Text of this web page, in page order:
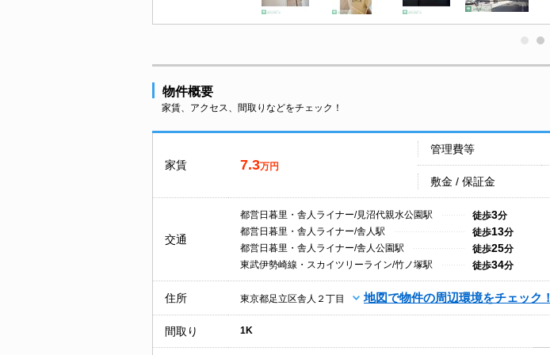
物件概要
家賃、アクセス、間取りなどをチェック！
家賃 7.3万円
管理費等
敷金 / 保証金
交通
都営日暮里・舎人ライナー/見沼代親水公園駅 徒歩3分
都営日暮里・舎人ライナー/舎人駅
徒歩13分
都営日暮里・舎人ライナー/舎人公園駅
徒歩25分
東武伊勢崎線・スカイツリーライン/竹ノ塚駅
徒歩34分
住所 東京都足立区舎人２丁目 地図で物件の周辺環境をチェック！
間取り 1K